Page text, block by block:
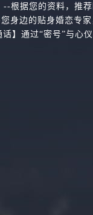
--根据您的资料，推
身边的贴身婚恋专
】通过“密号”与心